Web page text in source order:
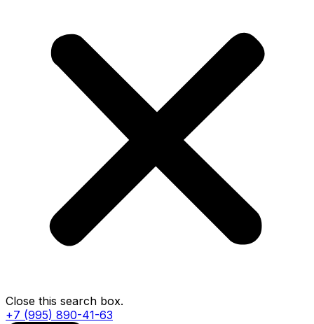
Close this search box.
+7 (995) 890-41-63